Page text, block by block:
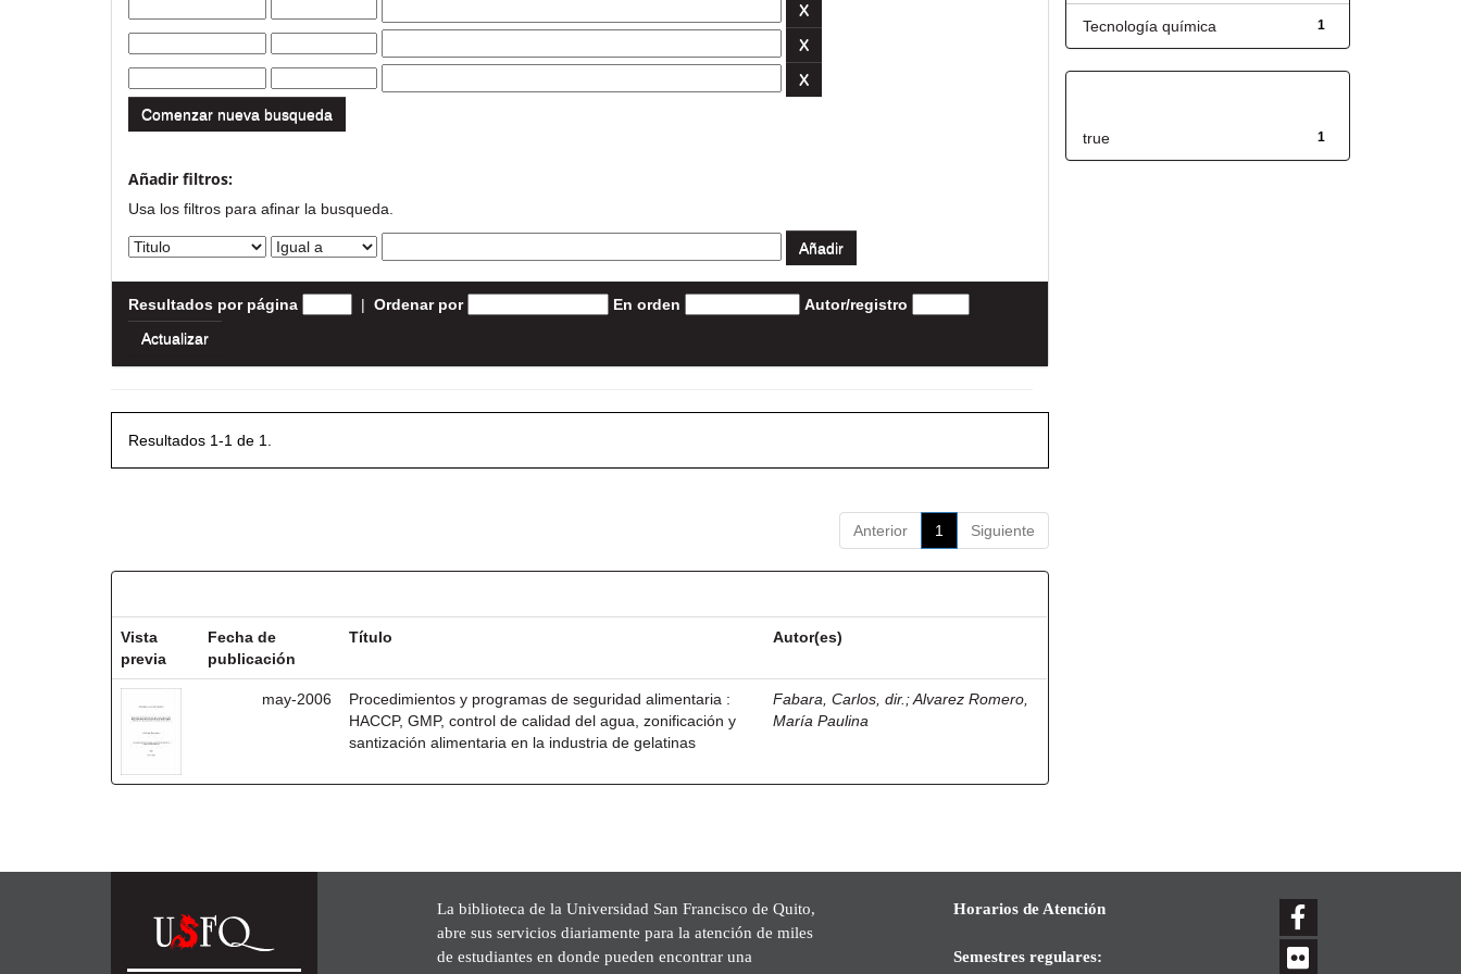
Comenzar nueva busqueda
Añadir filtros:
Usa los filtros para afinar la busqueda.
Resultados por página | Ordenar por En orden Autor/registro
Resultados 1-1 de 1.
Anterior 1 Siguiente
Vista
previa
Fecha de
publicación
Título Autor(es)
may-2006
Procedimientos y programas de seguridad alimentaria :
HACCP, GMP, control de calidad del agua, zonificación y
santización alimentaria en la industria de gelatinas
Fabara, Carlos, dir. ;Alvarez Romero,
María Paulina
1
Tecnología química
1
true
La biblioteca de la Universidad San Francisco de Quito,
abre sus servicios diariamente para la atención de miles
de estudiantes en donde pueden encontrar una
Horarios de Atención
Semestres regulares: